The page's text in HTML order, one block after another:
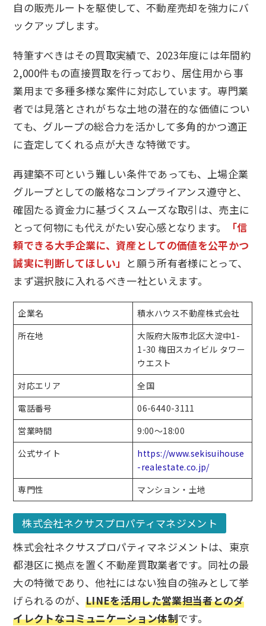
自の販売ルートを駆使して、不動産売却を強力にバ
ックアップします。
特筆すべきはその買取実績で、2023年度には年間約
2,000件もの直接買取を行っており、居住用から事
業用まで多種多様な案件に対応しています。専門業
者では見落とされがちな土地の潜在的な価値につい
ても、グループの総合力を活かして多角的かつ適正
に査定してくれる点が大きな特徴です。
再建築不可という難しい条件であっても、上場企業
グループとしての厳格なコンプライアンス遵守と、
確固たる資金力に基づくスムーズな取引は、売主に
とって何物にも代えがたい安心感となります。
「信
頼できる大手企業に、資産としての価値を公平かつ
誠実に判断してほしい」 と願う所有者様にとって、
まず選択肢に入れるべき一社といえます。
企業名
積水ハウス不動産株式会社
所在地
大阪府大阪市北区大淀中1-
1-30 梅田スカイビル タワー
ウエスト
対応エリア
全国
電話番号
06-6440-3111
営業時間
9:00～18:00
公式サイト
https://www.sekisuihouse
-realestate.co.jp/
専門性
マンション・土地
株式会社ネクサスプロパティマネジメント
株式会社ネクサスプロパティマネジメントは、東京
都港区に拠点を置く不動産買取業者です。同社の最
大の特徴であり、他社にはない独自の強みとして挙
げられるのが、 LINEを活用した営業担当者とのダ
イレクトなコミュニケーション体制です。